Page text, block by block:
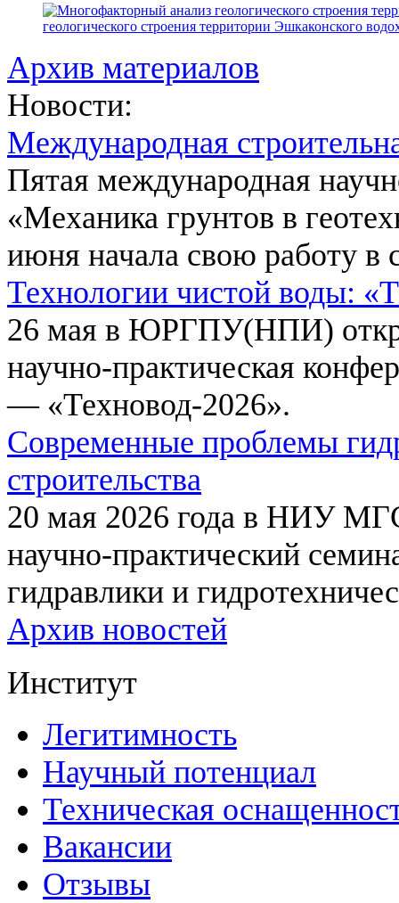
геологического строения территории Эшкаконского
Архив материалов
Новости:
Международная
Пятая международная
«Механика грунтов в
июня начала свою работу в
Технологии чистой воды:
26 мая в ЮРГПУ(НПИ)
научно-практическая
— «Техновод-2026».
Современные проблемы
строительства
20 мая 2026 года в НИУ
научно-практический
гидравлики и
Архив новостей
Институт
Легитимность
Научный потенциал
Техническая
Вакансии
Отзывы